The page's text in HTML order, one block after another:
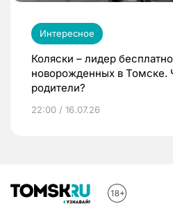
Интересное
Коляски – лидер
новорожденных в Томске.
родители?
22:00 / 16.07.26